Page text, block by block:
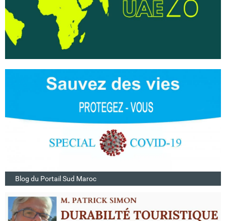
Blog du Portail Sud Maroc